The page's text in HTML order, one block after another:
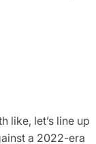
like, let’s line up
a 2022-era